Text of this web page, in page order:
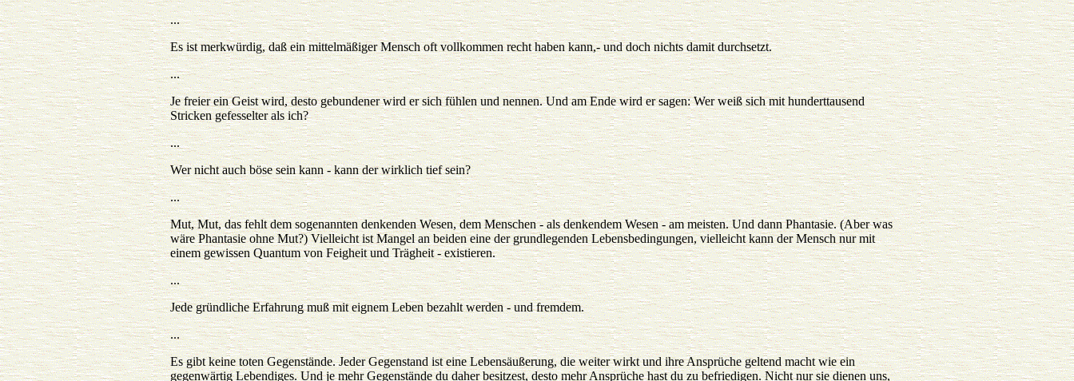
...
Es ist merkwürdig, daß ein mittelmäßiger Mensch oft vollkommen recht haben kann,- und doch nichts damit durchsetzt.
...
Je freier ein Geist wird, desto gebundener wird er sich fühlen und nennen. Und am Ende wird er sagen: Wer weiß sich mit hunderttausend
Stricken gefesselter als ich?
...
Wer nicht auch böse sein kann - kann der wirklich tief sein?
...
Mut, Mut, das fehlt dem sogenannten denkenden Wesen, dem Menschen - als denkendem Wesen - am meisten. Und dann Phantasie. (Aber was
wäre Phantasie ohne Mut?) Vielleicht ist Mangel an beiden eine der grundlegenden Lebensbedingungen, vielleicht kann der Mensch nur mit
einem gewissen Quantum von Feigheit und Trägheit - existieren.
...
Jede gründliche Erfahrung muß mit eignem Leben bezahlt werden - und fremdem.
...
Es gibt keine toten Gegenstände. Jeder Gegenstand ist eine Lebensäußerung, die weiter wirkt und ihre Ansprüche geltend macht wie ein
gegenwärtig Lebendiges. Und je mehr Gegenstände du daher besitzest, desto mehr Ansprüche hast du zu befriedigen. Nicht nur sie dienen uns,